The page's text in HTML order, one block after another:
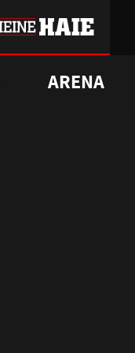
ARENA